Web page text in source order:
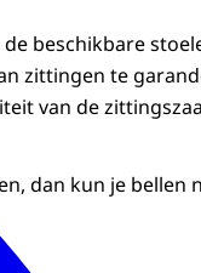
de beschikbare
zittingen te
van de
dan kun je bellen